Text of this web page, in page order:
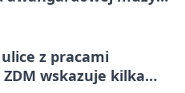
z pracami
wskazuje kilka